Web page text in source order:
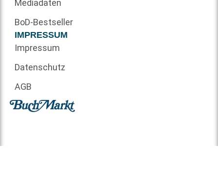
Mediadaten
BoD-Bestseller
IMPRESSUM
Impressum
Datenschutz
AGB